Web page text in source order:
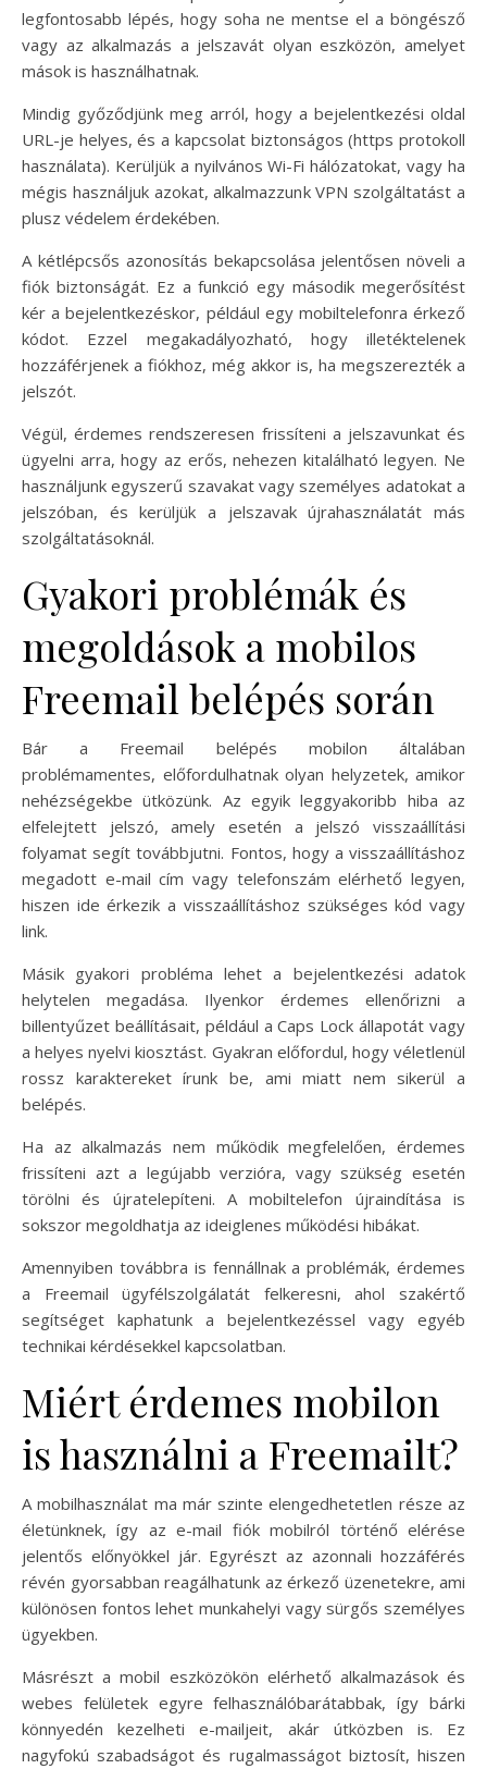
legfontosabb lépés, hogy soha ne mentse el a böngésző
vagy az alkalmazás a jelszavát olyan eszközön, amelyet
mások is használhatnak.
Mindig győződjünk meg arról, hogy a bejelentkezési oldal
URL-je helyes, és a kapcsolat biztonságos (https protokoll
használata). Kerüljük a nyilvános Wi-Fi hálózatokat, vagy ha
mégis használjuk azokat, alkalmazzunk VPN szolgáltatást a
plusz védelem érdekében.
A kétlépcsős azonosítás bekapcsolása jelentősen növeli a
fiók biztonságát. Ez a funkció egy második megerősítést
kér a bejelentkezéskor, például egy mobiltelefonra érkező
kódot. Ezzel megakadályozható, hogy illetéktelenek
hozzáférjenek a fiókhoz, még akkor is, ha megszerezték a
jelszót.
Végül, érdemes rendszeresen frissíteni a jelszavunkat és
ügyelni arra, hogy az erős, nehezen kitalálható legyen. Ne
használjunk egyszerű szavakat vagy személyes adatokat a
jelszóban, és kerüljük a jelszavak újrahasználatát más
szolgáltatásoknál.
Gyakori problémák és
megoldások a mobilos
Freemail belépés során
Bár a Freemail belépés mobilon általában
problémamentes, előfordulhatnak olyan helyzetek, amikor
nehézségekbe ütközünk. Az egyik leggyakoribb hiba az
elfelejtett jelszó, amely esetén a jelszó visszaállítási
folyamat segít továbbjutni. Fontos, hogy a visszaállításhoz
megadott e-mail cím vagy telefonszám elérhető legyen,
hiszen ide érkezik a visszaállításhoz szükséges kód vagy
link.
Másik gyakori probléma lehet a bejelentkezési adatok
helytelen megadása. Ilyenkor érdemes ellenőrizni a
billentyűzet beállításait, például a Caps Lock állapotát vagy
a helyes nyelvi kiosztást. Gyakran előfordul, hogy véletlenül
rossz karaktereket írunk be, ami miatt nem sikerül a
belépés.
Ha az alkalmazás nem működik megfelelően, érdemes
frissíteni azt a legújabb verzióra, vagy szükség esetén
törölni és újratelepíteni. A mobiltelefon újraindítása is
sokszor megoldhatja az ideiglenes működési hibákat.
Amennyiben továbbra is fennállnak a problémák, érdemes
a Freemail ügyfélszolgálatát felkeresni, ahol szakértő
segítséget kaphatunk a bejelentkezéssel vagy egyéb
technikai kérdésekkel kapcsolatban.
Miért érdemes mobilon
is használni a Freemailt?
A mobilhasználat ma már szinte elengedhetetlen része az
életünknek, így az e-mail fiók mobilról történő elérése
jelentős előnyökkel jár. Egyrészt az azonnali hozzáférés
révén gyorsabban reagálhatunk az érkező üzenetekre, ami
különösen fontos lehet munkahelyi vagy sürgős személyes
ügyekben.
Másrészt a mobil eszközökön elérhető alkalmazások és
webes felületek egyre felhasználóbarátabbak, így bárki
könnyedén kezelheti e-mailjeit, akár útközben is. Ez
nagyfokú szabadságot és rugalmasságot biztosít, hiszen